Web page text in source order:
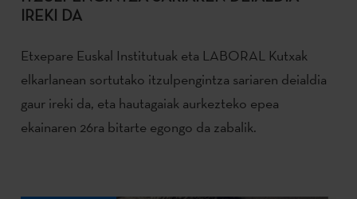
IREKI DA
Etxepare Euskal Institutuak eta LABORAL Kutxak
elkarlanean sortutako itzulpengintza sariaren deialdia
gaur ireki da, eta hautagaiak aurkezteko epea
ekainaren 26ra bitarte egongo da zabalik.